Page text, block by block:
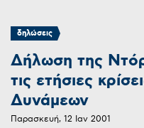
δηλώσεις
Δήλωση της
τις ετήσιες
Δυνάμεων
Παρασκευή, 12 Ιαν 2001